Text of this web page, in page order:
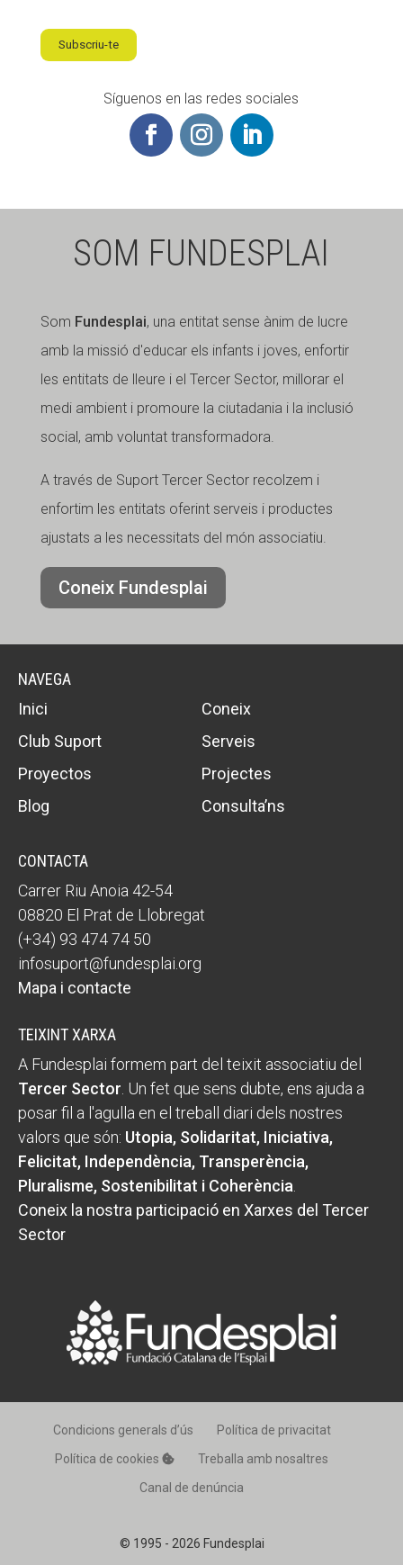
Subscriu-te
Síguenos en las redes sociales
SOM FUNDESPLAI
Som Fundesplai, una entitat sense ànim de lucre
amb la missió d'educar els infants i joves, enfortir
les entitats de lleure i el Tercer Sector, millorar el
medi ambient i promoure la ciutadania i la inclusió
social, amb voluntat transformadora.
A través de Suport Tercer Sector recolzem i
enfortim les entitats oferint serveis i productes
ajustats a les necessitats del món associatiu.
Coneix Fundesplai
NAVEGA
Inici
Coneix
Club Suport
Serveis
Proyectos
Projectes
Blog
Consulta’ns
CONTACTA
Carrer Riu Anoia 42-54
08820 El Prat de Llobregat
(+34) 93 474 74 50
infosuport@fundesplai.org
Mapa i contacte
TEIXINT XARXA
A Fundesplai formem part del teixit associatiu del
Tercer Sector . Un fet que sens dubte, ens ajuda a
posar fil a l'agulla en el treball diari dels nostres
valors que són: Utopia, Solidaritat, Iniciativa,
Felicitat, Independència, Transperència,
Pluralisme, Sostenibilitat i Coherència
Coneix la nostra participació en Xarxes del Tercer
Sector
© 1995 - 2026 Fundesplai
Condicions generals d’ús
Política de privacitat
Política de cookies
Treballa amb nosaltres
Canal de denúncia